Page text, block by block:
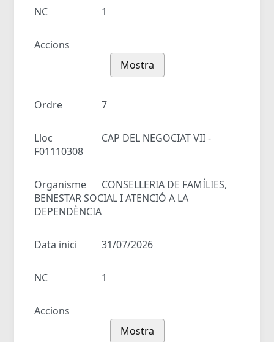
NC 1
Accions
Mostra
Ordre 7
Lloc
CAP DEL NEGOCIAT VII -
F01110308
Organisme
CONSELLERIA DE FAMÍLIES,
BENESTAR SOCIAL I ATENCIÓ A LA
DEPENDÈNCIA
Data inici 31/07/2026
NC 1
Accions
Mostra